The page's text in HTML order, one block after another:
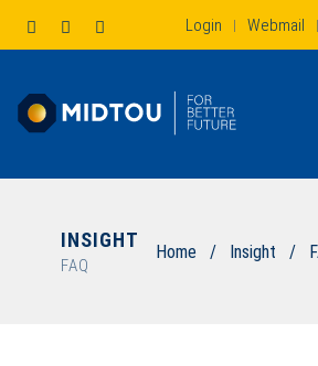
Login | Webmail |
INSIGHT
FAQ
Home / Insight /